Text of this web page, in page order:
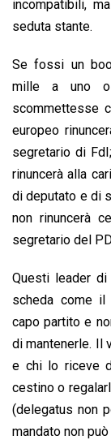
incompatibili,
seduta stante.
Se fossi un
mille a uno o
scommettesse
europeo
segretario di
rinuncerà alla
di deputato e di
non rinuncerà
segretario del
Questi leader
scheda come il
capo partito e
di mantenerle. Il
e chi lo riceve
cestino o
(delegatus non
mandato non